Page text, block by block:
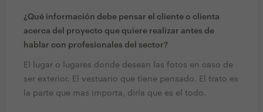
¿Qué información debe pensar el cliente o clienta
acerca del proyecto que quiere realizar antes de
hablar con profesionales del sector?
El lugar o lugares donde desean las fotos en caso de
ser exterior. El vestuario que tiene pensado. El trato es
la parte que mas importa, diría que es el todo.